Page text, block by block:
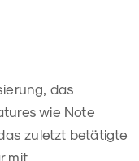
das
wie Note
zuletzt betätigte
mit